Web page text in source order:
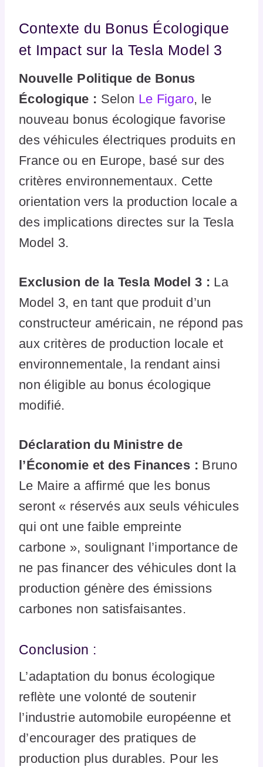
Contexte du Bonus Écologique
et Impact sur la Tesla Model 3
Nouvelle Politique de Bonus
Écologique : Selon Le Figaro, le
nouveau bonus écologique favorise
des véhicules électriques produits en
France ou en Europe, basé sur des
critères environnementaux. Cette
orientation vers la production locale a
des implications directes sur la Tesla
Model 3.
Exclusion de la Tesla Model 3 : La
Model 3, en tant que produit d’un
constructeur américain, ne répond pas
aux critères de production locale et
environnementale, la rendant ainsi
non éligible au bonus écologique
modifié.
Déclaration du Ministre de
l’Économie et des Finances : Bruno
Le Maire a affirmé que les bonus
seront « réservés aux seuls véhicules
qui ont une faible empreinte
carbone », soulignant l’importance de
ne pas financer des véhicules dont la
production génère des émissions
carbones non satisfaisantes.
Conclusion :
L’adaptation du bonus écologique
reflète une volonté de soutenir
l’industrie automobile européenne et
d’encourager des pratiques de
production plus durables. Pour les